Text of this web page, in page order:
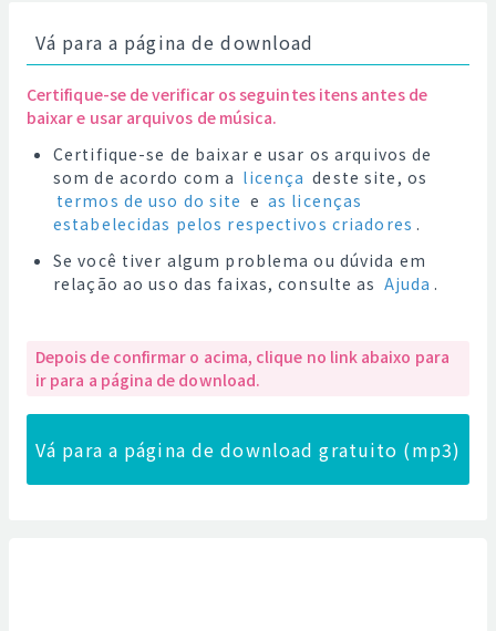
Vá para a página de download
Certifique-se de verificar os seguintes itens antes de
baixar e usar arquivos de música.
Certifique-se de baixar e usar os arquivos de
som de acordo com a licença deste site, os
termos de uso do site e as licenças
estabelecidas pelos respectivos criadores .
Se você tiver algum problema ou dúvida em
relação ao uso das faixas, consulte as Ajuda .
Depois de confirmar o acima, clique no link abaixo para
ir para a página de download.
Vá para a página de download gratuito (mp3)